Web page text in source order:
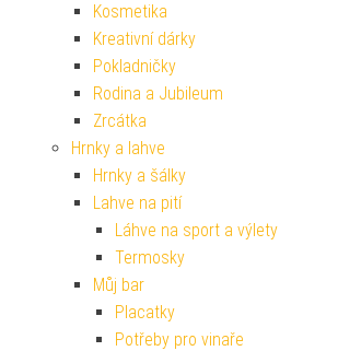
Kosmetika
Kreativní dárky
Pokladničky
Rodina a Jubileum
Zrcátka
Hrnky a lahve
Hrnky a šálky
Lahve na pití
Láhve na sport a výlety
Termosky
Můj bar
Placatky
Potřeby pro vinaře